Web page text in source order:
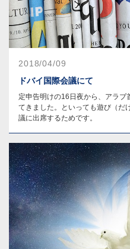
2018/04/09
ドバイ国際会議にて
定申告明けの16日夜から、アラ
てきました。といっても遊び（だ
議に出席するためです。